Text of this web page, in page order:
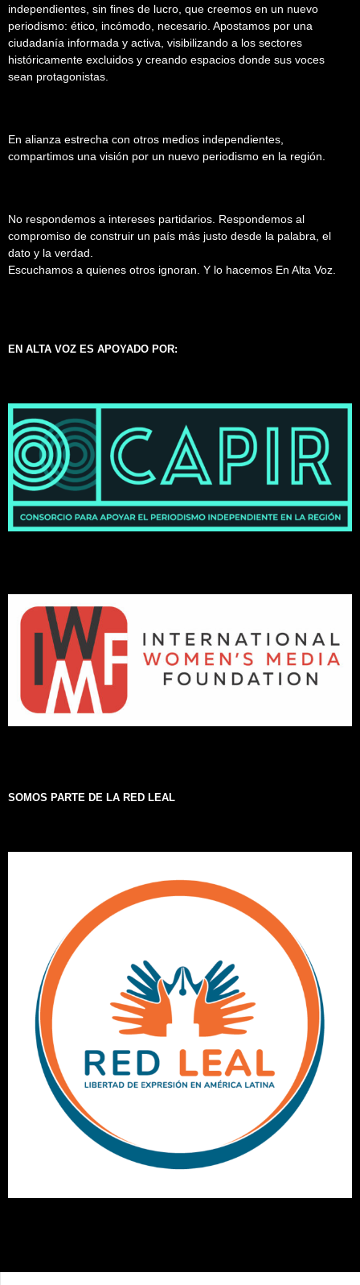
independientes, sin fines de lucro, que creemos en un nuevo
periodismo: ético, incómodo, necesario. Apostamos por una
ciudadanía informada y activa, visibilizando a los sectores
históricamente excluidos y creando espacios donde sus voces
sean protagonistas.
En alianza estrecha con otros medios independientes,
compartimos una visión por un nuevo periodismo en la región.
No respondemos a intereses partidarios. Respondemos al
compromiso de construir un país más justo desde la palabra, el
dato y la verdad.
Escuchamos a quienes otros ignoran. Y lo hacemos En Alta Voz.
EN ALTA VOZ ES APOYADO POR:
SOMOS PARTE DE LA RED LEAL